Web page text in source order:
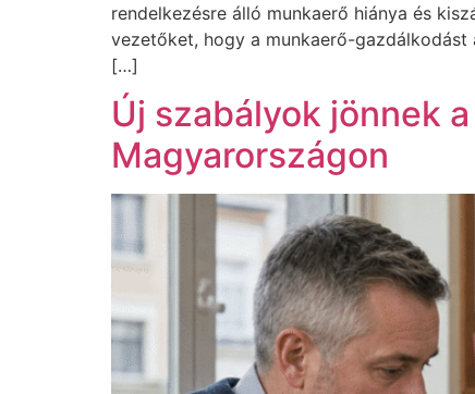
rendelkezésre álló munkaerő hiánya és
vezetőket, hogy a munkaerő-
[…]
Új szabályok jönnek
Magyarországon